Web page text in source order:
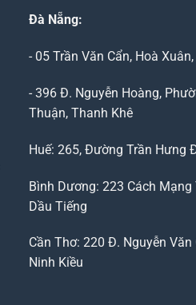
Đà Nẵng:
- 05 Trần Văn Cẩn, Hoà
- 396 Đ. Nguyễn Hoàng,
Thuận, Thanh Khê
Huế: 265, Đường Trần Hưng
Bình Dương: 223 Cách Mạng
Dầu Tiếng
Cần Thơ: 220 Đ. Nguyễn Văn
Ninh Kiều